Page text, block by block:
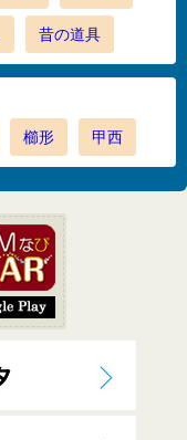
昔の道具
櫛形 甲西